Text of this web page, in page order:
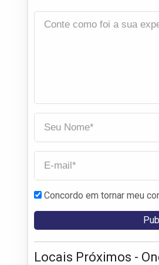
Concordo em tornar meu
Locais Próximos -